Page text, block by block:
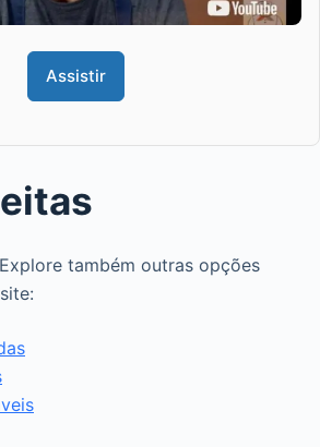
Assistir
também outras opções